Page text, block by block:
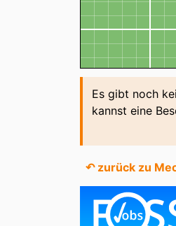
Es gibt noch
kannst eine
↶ zurück zu